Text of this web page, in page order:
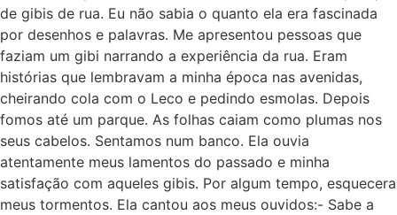
de gibis de rua. Eu não sabia o quanto ela era fascinada
por desenhos e palavras. Me apresentou pessoas que
faziam um gibi narrando a experiência da rua. Eram
histórias que lembravam a minha época nas avenidas,
cheirando cola com o Leco e pedindo esmolas. Depois
fomos até um parque. As folhas caiam como plumas nos
seus cabelos. Sentamos num banco. Ela ouvia
atentamente meus lamentos do passado e minha
satisfação com aqueles gibis. Por algum tempo, esquecera
meus tormentos. Ela cantou aos meus ouvidos:- Sabe a